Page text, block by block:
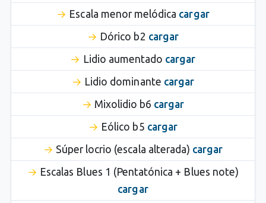
Escala menor melódica cargar
Dórico b2 cargar
Lidio aumentado cargar
Lidio dominante cargar
Mixolidio b6 cargar
Eólico b5 cargar
Súper locrio (escala alterada) cargar
Escalas Blues 1 (Pentatónica + Blues note)
cargar